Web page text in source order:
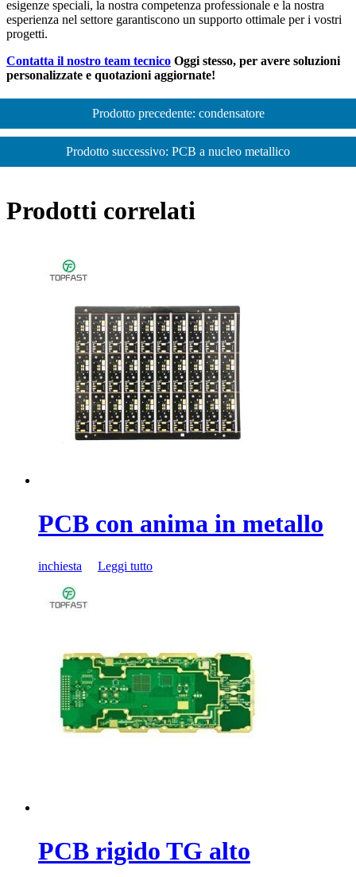
esigenze speciali, la nostra competenza professionale e la nostra
esperienza nel settore garantiscono un supporto ottimale per i vostri
progetti.
Contatta il nostro team tecnico Oggi stesso, per avere soluzioni
personalizzate e quotazioni aggiornate!
Prodotto precedente: condensatore
Prodotto successivo: PCB a nucleo metallico
Prodotti correlati
PCB con anima in metallo
inchiesta Leggi tutto
PCB rigido TG alto